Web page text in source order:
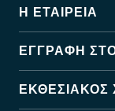
Η ΕΤΑΙΡΕΊΑ
ΕΓΓΡΑΦΉ
ΕΚΘΕΣΙΑΚΌΣ